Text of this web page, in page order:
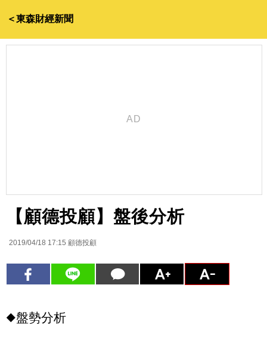
＜東森財經新聞
【顧德投顧】盤後分析
2019/04/18 17:15 顧德投顧
◆盤勢分析